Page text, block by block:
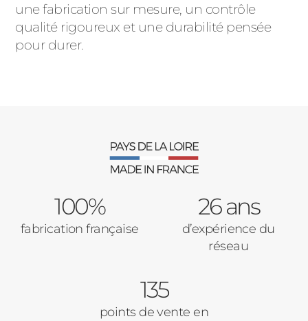
une fabrication sur mesure, un contrôle
qualité rigoureux et une durabilité pensée
pour durer.
100%
fabrication française
26 ans
d’expérience du
réseau
135
points de vente en